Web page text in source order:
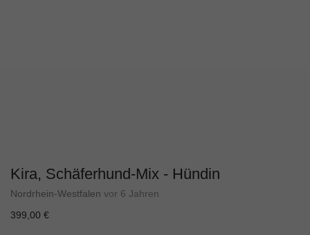
Kira, Schäferhund-Mix - Hündin
Nordrhein-Westfalen vor 6 Jahren
399,00 €